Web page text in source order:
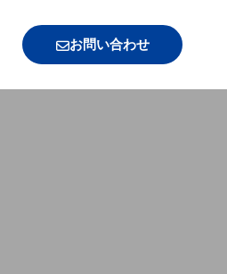
お問い合わせ